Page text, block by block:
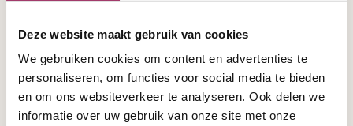
Deze website maakt gebruik van cookies
We gebruiken cookies om content en advertenties te
personaliseren, om functies voor social media te bieden
en om ons websiteverkeer te analyseren. Ook delen we
informatie over uw gebruik van onze site met onze
Specificaties